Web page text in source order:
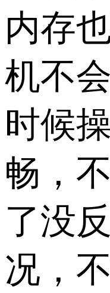
内存
机不
时候
畅，
了没
况，